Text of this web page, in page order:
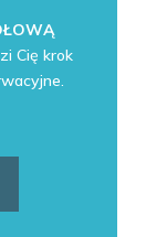
Cię krok